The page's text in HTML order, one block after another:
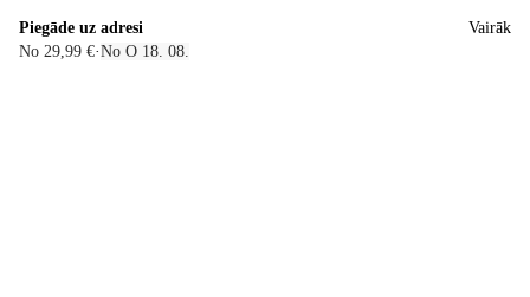
Piegāde uz adresi
No 29,99 €·No O 18. 08.
Vairāk